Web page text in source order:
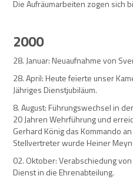
Die Aufräumarbeiten zogen sich
2000
28. Januar: Neuaufnahme von
28. April: Heute feierte unser
Jähriges Dienstjubiläum.
8. August: Führungswechsel in
20 Jahren Wehrführung und
Gerhard König das Kommando
Stellvertreter wurde Heiner
02. Oktober: Verabschiedung
Dienst in die Ehrenabteilung.